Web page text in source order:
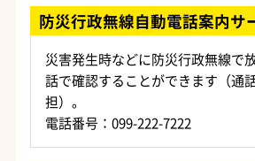
防災行政無線自動電話案内サ
災害発生時などに防災行政無線で
話で確認することができます（通
担）。
電話番号：099-222-7222